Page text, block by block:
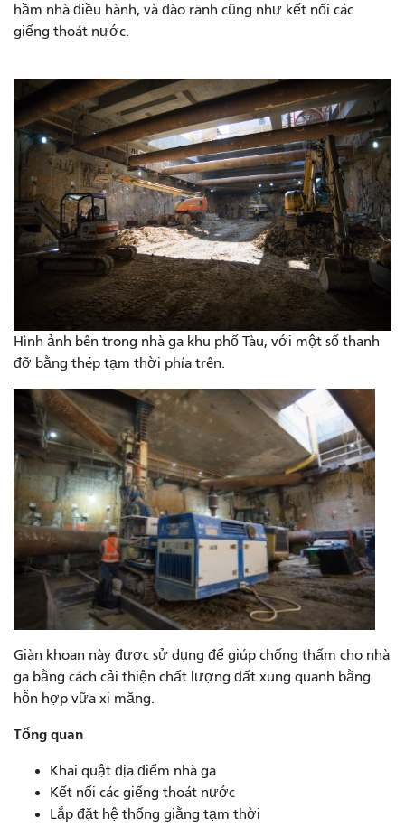
hầm nhà điều hành, và đào rãnh cũng như kết nối các
giếng thoát nước.
Hình ảnh bên trong nhà ga khu phố Tàu, với một số thanh
đỡ bằng thép tạm thời phía trên.
Giàn khoan này được sử dụng để giúp chống thấm cho nhà
ga bằng cách cải thiện chất lượng đất xung quanh bằng
hỗn hợp vữa xi măng.
Tổng quan
Khai quật địa điểm nhà ga
Kết nối các giếng thoát nước
Lắp đặt hệ thống giằng tạm thời